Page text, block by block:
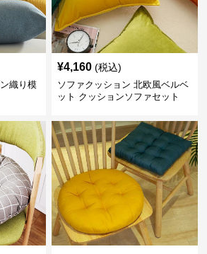
織り模
¥4,160 (税込)
ソファクッション 北欧風ベルベ
ット クッションソファセット